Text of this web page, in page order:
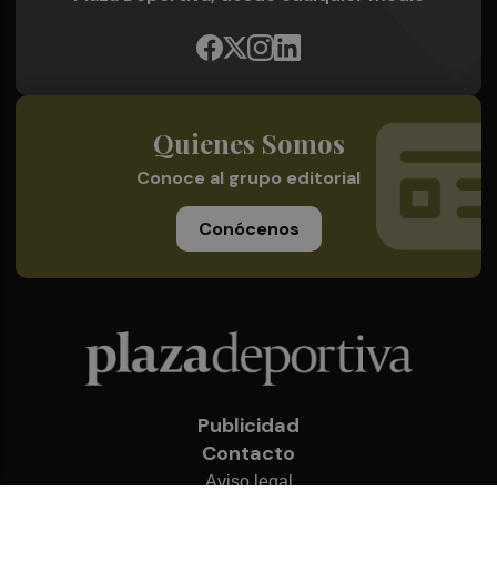
Quienes Somos
Conoce al grupo editorial
Conócenos
Publicidad
Contacto
Aviso legal